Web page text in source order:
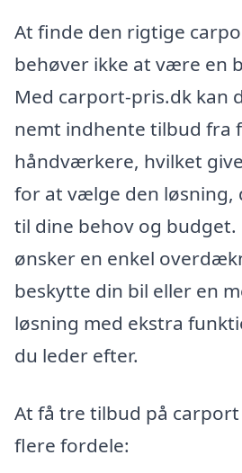
At finde den rigtige
behøver ikke at være en
Med carport-pris.dk kan
nemt indhente tilbud fra
håndværkere, hvilket
for at vælge den løsning,
til dine behov og budget.
ønsker en enkel
beskytte din bil eller en
løsning med ekstra
du leder efter.
At få tre tilbud på carport
flere fordele: